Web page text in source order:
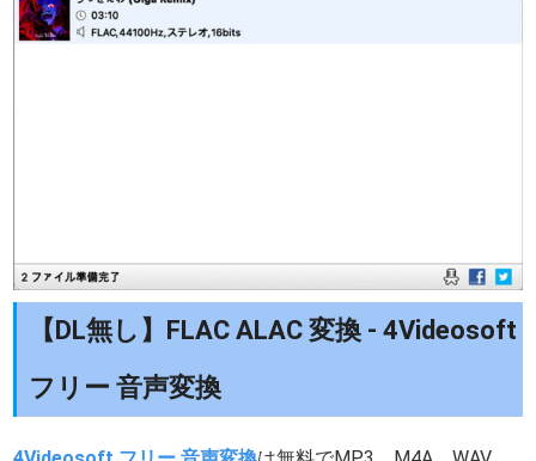
【DL無し】FLAC ALAC 変換 - 4Videosoft
フリー 音声変換